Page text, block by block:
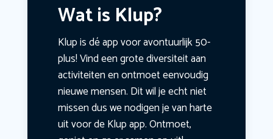
Wat is Klup?
Klup is dé app voor avontuurlijk 50-
plus! Vind een grote diversiteit aan
activiteiten en ontmoet eenvoudig
nieuwe mensen. Dit wil je echt niet
missen dus we nodigen je van harte
uit voor de Klup app. Ontmoet,